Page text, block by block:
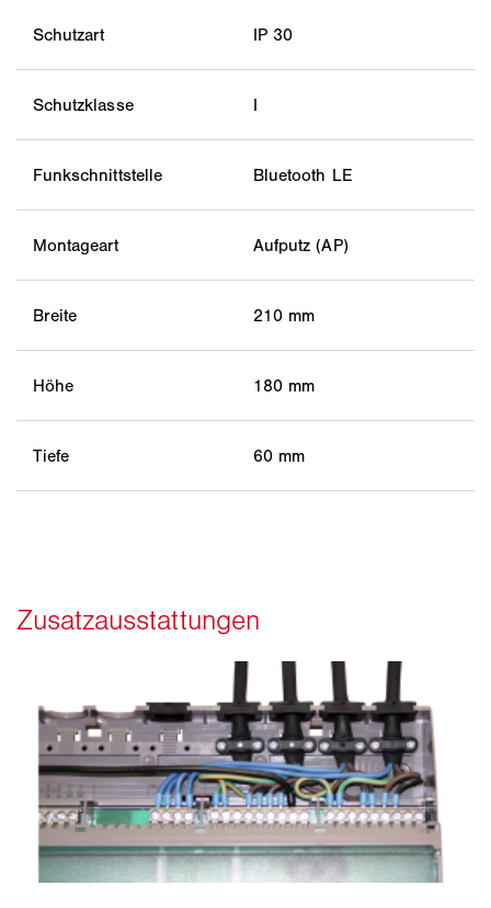
Schutzart IP 30
Schutzklasse I
Funkschnittstelle Bluetooth LE
Montageart Aufputz (AP)
Breite 210 mm
Höhe 180 mm
Tiefe 60 mm